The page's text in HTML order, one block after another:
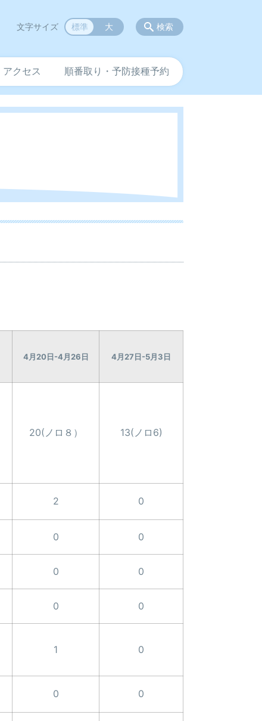
アクセス 順番取り・予防接種予約
検索
文字サイズ 標準 大
4月20日-4月26日 4月27日-5月3日
20(ノロ８） 13(ノロ6)
2 0
0 0
0 0
0 0
1 0
0 0